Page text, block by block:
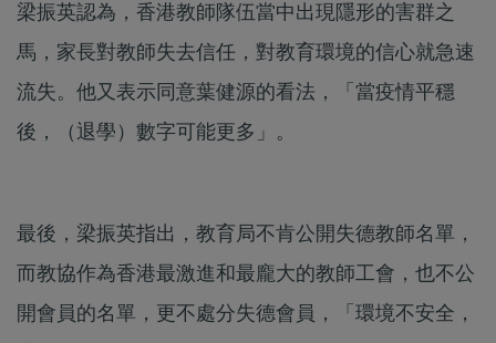
梁振英認為，香港教師隊伍當中出現隱形的害群之
馬，家長對教師失去信任，對教育環境的信心就急速
流失。他又表示同意葉健源的看法，「當疫情平穩
後，（退學）數字可能更多」。
最後，梁振英指出，教育局不肯公開失德教師名單，
而教協作為香港最激進和最龐大的教師工會，也不公
開會員的名單，更不處分失德會員，「環境不安全，